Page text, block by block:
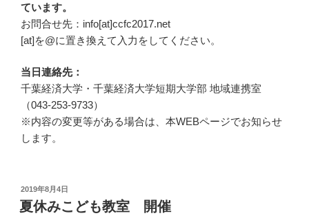
ています。
お問合せ先：info[at]ccfc2017.net
[at]を@に置き換えて入力をしてください。
当日連絡先：
千葉経済大学・千葉経済大学短期大学部 地域連携室
（043-253-9733）
※内容の変更等がある場合は、本WEBページでお知らせ
します。
投
稿
日:
2019年8月4日
夏休みこども教室 開催